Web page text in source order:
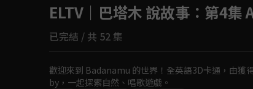
如有不便請見諒
ELTV｜巴塔木 說故事 ：第4
已完結 / 共 52 集
歡迎來到 Badanamu 的世界！全英語3D卡通，由獲
by，一起探索自然、唱歌遊戲。